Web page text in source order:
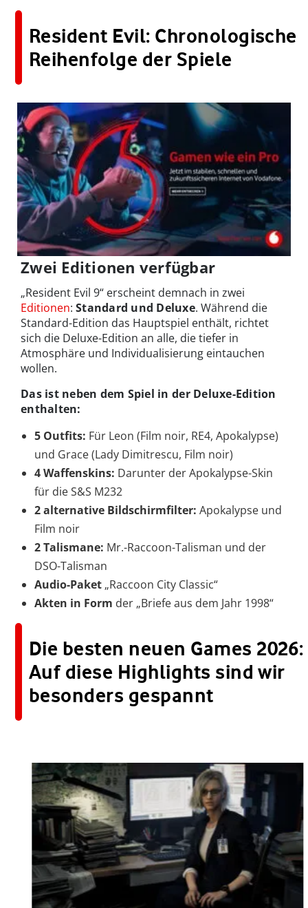
Resident Evil: Chronologische
Reihenfolge der Spiele
Zwei Editionen verfügbar
„Resident Evil 9“ erscheint demnach in zwei
Editionen: Standard und Deluxe. Während die
Standard-Edition das Hauptspiel enthält, richtet
sich die Deluxe-Edition an alle, die tiefer in
Atmosphäre und Individualisierung eintauchen
wollen.
Das ist neben dem Spiel in der Deluxe-Edition
enthalten:
5 Outfits: Für Leon (Film noir, RE4, Apokalypse)
und Grace (Lady Dimitrescu, Film noir)
4 Waffenskins: Darunter der Apokalypse-Skin
für die S&S M232
2 alternative Bildschirmfilter: Apokalypse und
Film noir
2 Talismane: Mr.-Raccoon-Talisman und der
DSO-Talisman
Audio-Paket „Raccoon City Classic“
Akten in Form der „Briefe aus dem Jahr 1998“
Die besten neuen Games 2026:
Auf diese Highlights sind wir
besonders gespannt